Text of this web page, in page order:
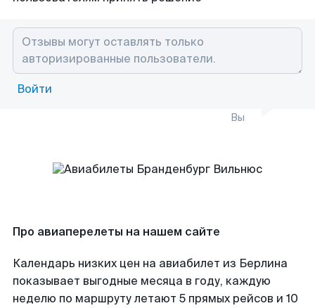
Войти
Вы
Про авиаперелеты на нашем сайте
Календарь низких цен на авиабилет из Берлина
показывает выгодные месяца в году, каждую
неделю по маршруту летают 5 прямых рейсов и 10